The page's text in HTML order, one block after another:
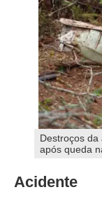
Destroços
após queda
Acidente